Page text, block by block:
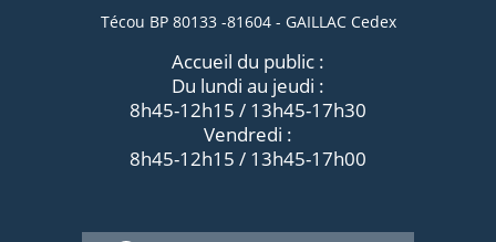
Técou BP 80133 -81604 - GAILLAC Cedex
Accueil du public :
Du lundi au jeudi :
8h45-12h15 / 13h45-17h30
Vendredi :
8h45-12h15 / 13h45-17h00